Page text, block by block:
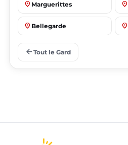
place Marguerittes place
place Bellegarde place
place
arrow_back Tout le Gard